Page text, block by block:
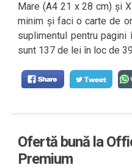
Mare (A4 21 x 28 cm) și
minim și faci o carte de
suplimentul pentru
sunt 137 de lei în loc de
Ofertă bună la
Premium